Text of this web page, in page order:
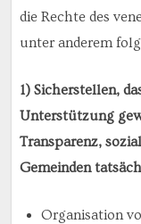
die Rechte des
unter anderem
1) Sicherstellen,
Unterstützung
Transparenz,
Gemeinden
Organisation